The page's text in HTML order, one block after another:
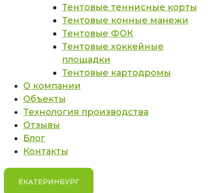
Тентовые теннисные корты
Тентовые конные манежи
Тентовые ФОК
Тентовые хоккейные
площадки
Тентовые картодромы
О компании
Объекты
Технология производства
Отзывы
Блог
Контакты
ЕКАТЕРИНБУРГ